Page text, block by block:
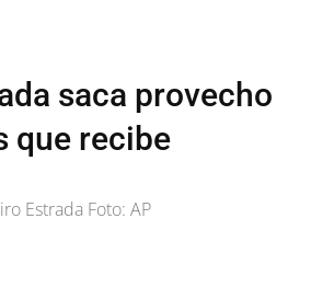
saca provecho
que recibe
Estrada Foto: AP